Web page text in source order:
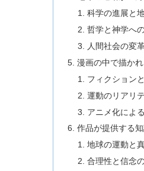
科学の進展と
哲学と神学へ
人間社会の変
漫画の中で描か
フィクション
運動のリアリ
アニメ化によ
作品が提供する
地球の運動と
合理性と信念